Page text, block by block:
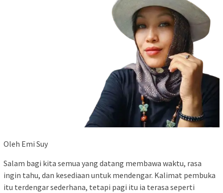
Oleh Emi Suy
Salam bagi kita semua yang datang membawa waktu, rasa
ingin tahu, dan kesediaan untuk mendengar. Kalimat pembuka
itu terdengar sederhana, tetapi pagi itu ia terasa seperti